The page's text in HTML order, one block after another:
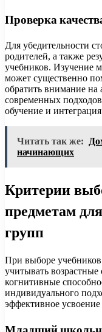
Проверка
Для убедительности
родителей, а также
учебников. Изучение
может существенно
обратить внимание
современных
обучение и
Читать так же:
начинающих
Критерии
предметам
групп
При выборе
учитывать возрастные
когнитивные
индивидуального
эффективное усвоение